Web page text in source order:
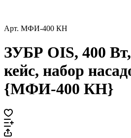
Арт. МФИ-400 КН
ЗУБР OIS, 400
кейс, набор
{МФИ-400 КН}